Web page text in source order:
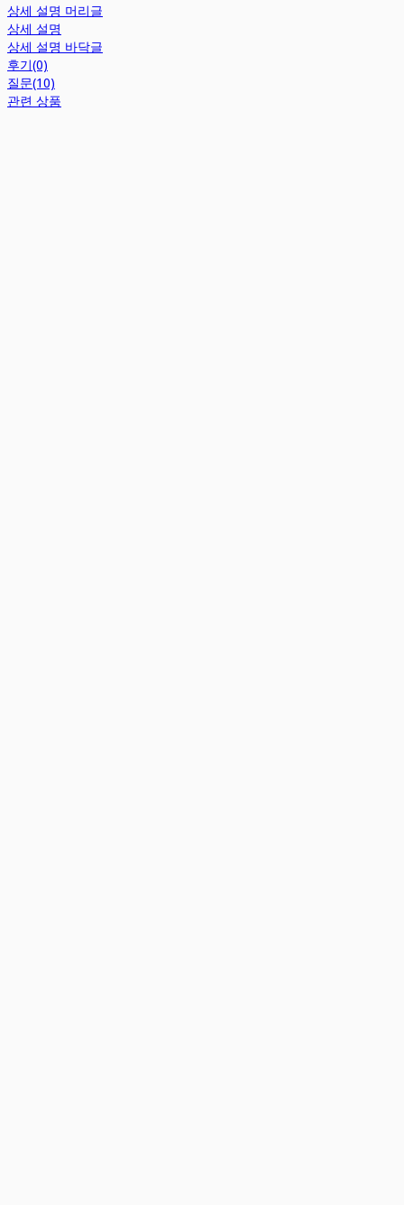
상세 설명 머리글
상세 설명
상세 설명 바닥글
후기(0)
질문(10)
관련 상품